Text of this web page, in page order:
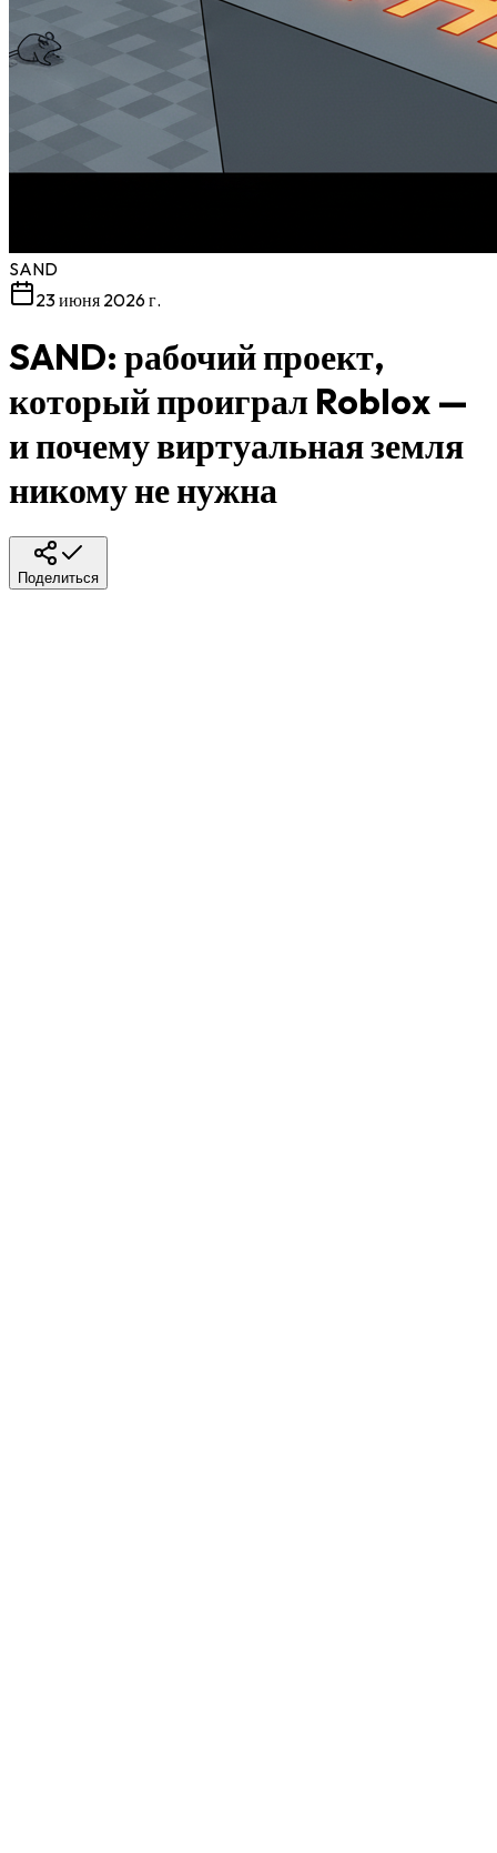
SAND
23 июня 2026 г.
SAND: рабочий проект,
который проиграл Roblox —
и почему виртуальная земля
никому не нужна
Поделиться